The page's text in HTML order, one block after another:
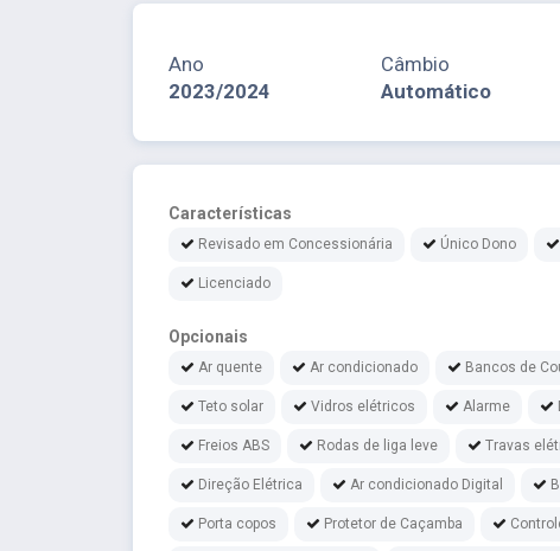
Ano
2023/2024
Câmbio
Automático
Características
Revisado em Concessionária Único Dono
Licenciado
Opcionais
Ar quente Ar condicionado Bancos de
Teto solar Vidros elétricos Alarme
Freios ABS Rodas de liga leve Travas
Direção Elétrica Ar condicionado Digital
Porta copos Protetor de Caçamba